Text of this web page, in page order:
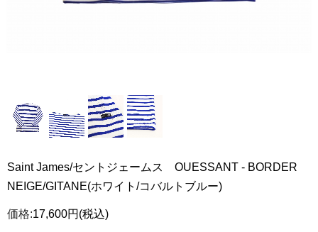
Saint James/セントジェームス OUESSANT - BORDER
NEIGE/GITANE(ホワイト/コバルトブルー)
価格:17,600円 (税込)